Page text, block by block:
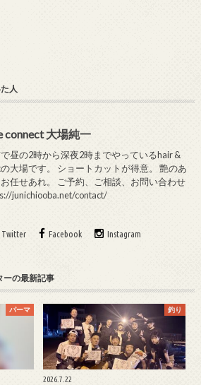
人
connect 大場純一
昼の2時から深夜2時までやっているhair &
大場です。 ショートカットが得意。 艶のあ
任せあれ。 ご予約、ご相談、お問い合わせ
junichiooba.net/contact/
Twitter Facebook Instagram
ーの最新記事
パーマ 釣り
2026.7.22